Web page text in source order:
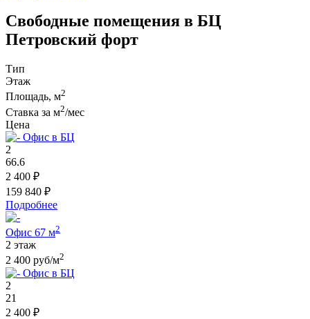
Свободные помещения в БЦ
Петровский форт
Тип
Этаж
Площадь, м2
Ставка за м2/мес
Цена
Офис в БЦ
2
66.6
2 400 ₽
159 840 ₽
Подробнее
Офис 67 м2
2 этаж
2 400 руб/м2
Офис в БЦ
2
21
2 400 ₽